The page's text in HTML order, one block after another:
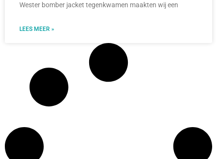
Wester bomber jacket tegenkwamen maakten wij een
LEES MEER »